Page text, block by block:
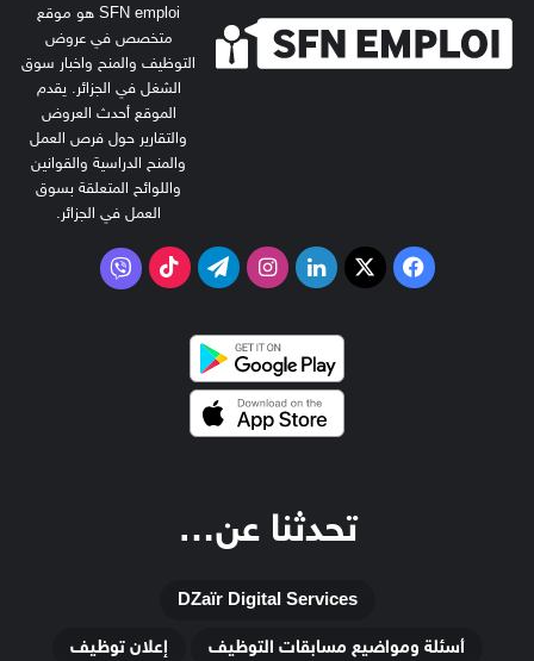
SFN emploi هو موقع
متخصص في عروض
التوظيف والمنح واخبار سوق
الشغل في الجزائر. يقدم
الموقع أحدث العروض
والتقارير حول فرص العمل
والمنح الدراسية والقوانين
واللوائح المتعلقة بسوق
العمل في الجزائر.
فيسبوك
‫X لينكدإنانستقرامتيلقرام‫TikTokفايبر
تحدثنا عن…
DZaïr Digital Services
أسئلة ومواضيع مسابقات التوظيف
إعلان توظيف